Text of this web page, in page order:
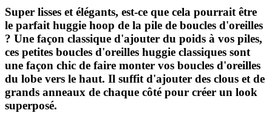
Super lisses et élégants, est-ce que cela pourrait être
le parfait huggie hoop de la pile de boucles d'oreilles
? Une façon classique d'ajouter du poids à vos piles,
ces petites boucles d'oreilles huggie classiques sont
une façon chic de faire monter vos boucles d'oreilles
du lobe vers le haut. Il suffit d'ajouter des clous et de
grands anneaux de chaque côté pour créer un look
superposé.